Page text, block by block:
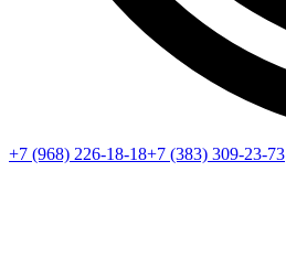
+7 (968) 226-18-18+7 (383) 309-23-73